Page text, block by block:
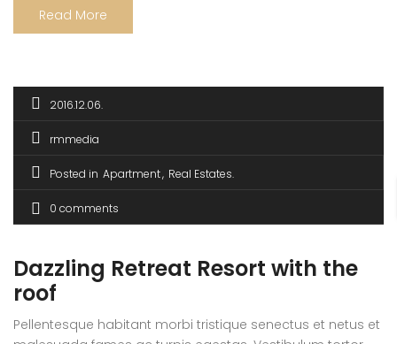
ultricies mi vitae est. Mauris placerat eleifend leo. Quisque
sit amet est et sapien ullamcorper pharetra. Vestibulum
Read More
2016.12.06.
rmmedia
Posted in Apartment Real Estates
0 comments
Dazzling Retreat Resort with the
roof
Pellentesque habitant morbi tristique senectus et netus et